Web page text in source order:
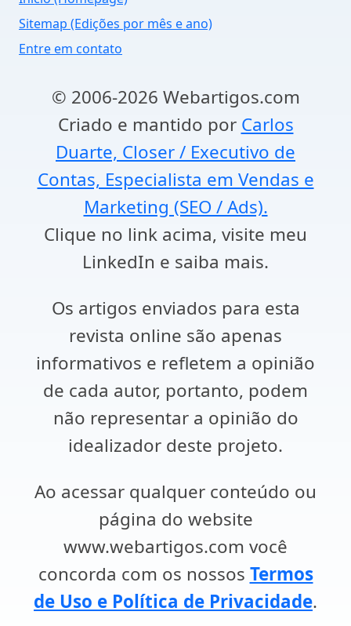
Sitemap (Edições por mês e ano)
Entre em contato
© 2006-2026 Webartigos.com
Criado e mantido por Carlos
Duarte, Closer / Executivo de
Contas, Especialista em Vendas e
Marketing (SEO / Ads).
Clique no link acima, visite meu
LinkedIn e saiba mais.
Os artigos enviados para esta
revista online são apenas
informativos e refletem a opinião
de cada autor, portanto, podem
não representar a opinião do
idealizador deste projeto.
Ao acessar qualquer conteúdo ou
página do website
www.webartigos.com você
concorda com os nossos Termos
de Uso e Política de Privacidade.